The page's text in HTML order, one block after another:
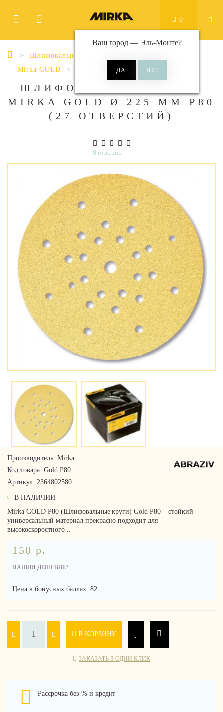
Ваш город — Эль-Монте?
0
Шлифовальные материалы
Mirka GOLD
Gold Ø 225 мм 27 отверстий
ШЛИФОВАЛЬНЫЕ КРУГИ
MIRKA GOLD Ø 225 ММ P80
(27 ОТВЕРСТИЙ)
0 отзывов
Производитель: Mirka
Код товара: Gold P80
Артикул: 2364802580
В НАЛИЧИИ
Mirka GOLD P80 (Шлифовальные круги) Gold P80 – стойкий
универсальный материал прекрасно подходит для
высокоскоростного ..
150 р.
НАШЛИ ДЕШЕВЛЕ?
Цена в бонусных баллах: 82
В КОРЗИНУ
ЗАКАЗАТЬ В ОДИН КЛИК
Рассрочка без % и кредит